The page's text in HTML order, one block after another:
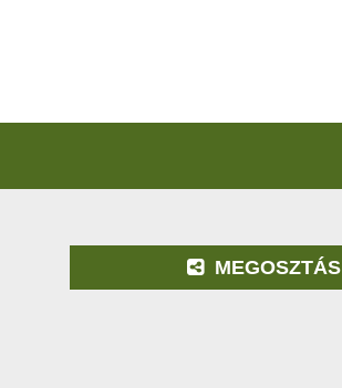
MEGOSZTÁS